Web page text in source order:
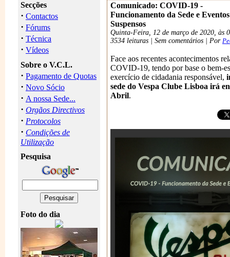
Secções
· Contactos
· Fórums
· Técnica
· Vídeos
Sobre o V.C.L.
· Pagamento de Quotas
· Novo Sócio
· A nossa Sede...
· Orgãos Directivos
· Protocolos
· Condições de
Utilização
Pesquisa
Foto do dia
Comunicado: COVID-19 -
Funcionamento da Sede e Eventos
Suspensos
Quinta-Feira, 12 de março de 2020, às
3534 leituras | Sem comentários | Por
Face aos recentes acontecimentos
COVID-19, tendo por base o bem-
exercício de cidadania responsável,
sede do Vespa Clube Lisboa irá
Abril.